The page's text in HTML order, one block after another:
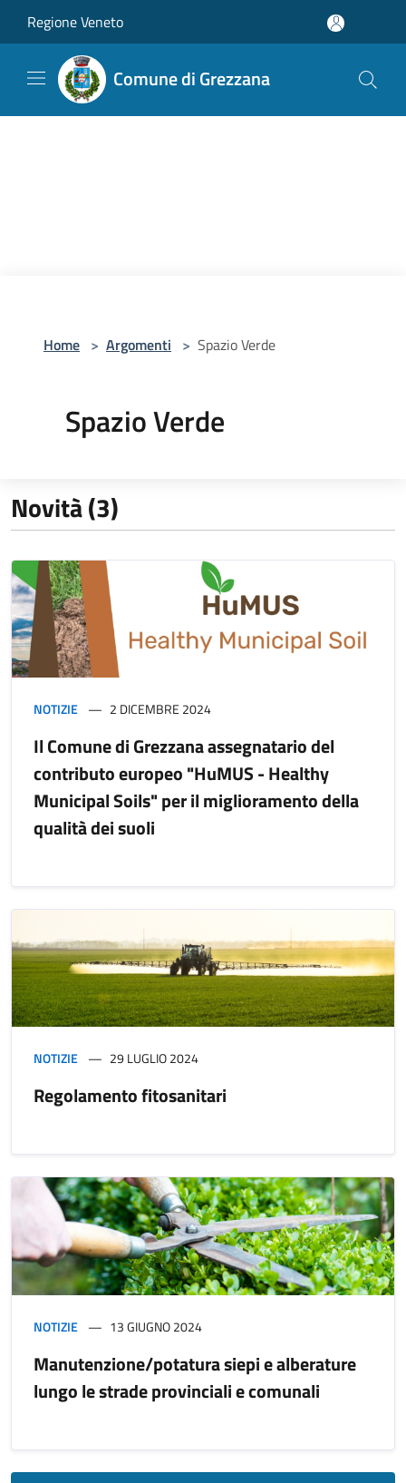
Regione Veneto
Comune di Grezzana
Home > Argomenti > Spazio Verde
Spazio Verde
Novità (3)
NOTIZIE 2 DICEMBRE 2024
Il Comune di Grezzana assegnatario del
contributo europeo "HuMUS - Healthy
Municipal Soils" per il miglioramento della
qualità dei suoli
NOTIZIE 29 LUGLIO 2024
Regolamento fitosanitari
NOTIZIE 13 GIUGNO 2024
Manutenzione/potatura siepi e alberature
lungo le strade provinciali e comunali